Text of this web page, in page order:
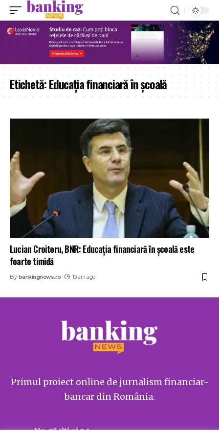
Etichetă:Educația financiară în școală
Lucian Croitoru, BNR: Educația financiară în școală este
foarte timidă
By bankingnews.ro 10 ani ago
Primul proiect online de jurnalism financiar-
bancar din România.
Ne găsiți și pe